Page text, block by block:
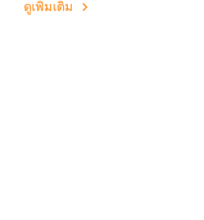
ดูเพิ่มเติม